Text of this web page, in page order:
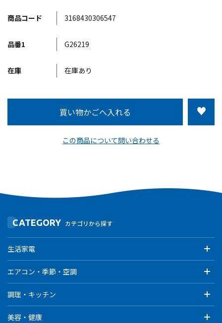
商品コード 3168430306547
品番1 G26219
在庫 在庫あり
この商品について問い合わせる
CATEGORY カテゴリから探す
生活家電
エアコン・季節・空調
調理・キッチン
美容・健康